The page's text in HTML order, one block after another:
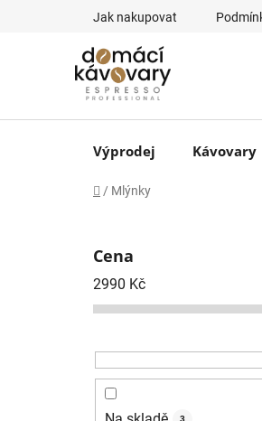
Jak nakupovat
Výprodej Kávovary
Domů
/ Mlýnky
Cena
2990 Kč
3